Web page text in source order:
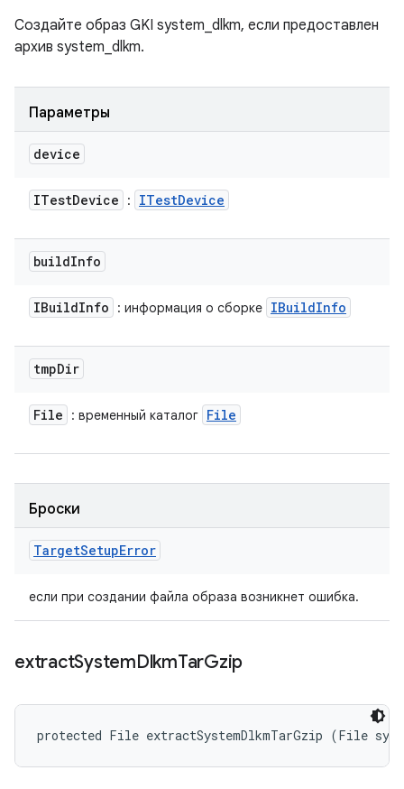
Создайте образ GKI system_dlkm, если предоставлен
архив system_dlkm.
Параметры
device
ITestDevice : ITestDevice
buildInfo
IBuildInfo : информация о сборке IBuildInfo
tmpDir
File : временный каталог File
Броски
TargetSetupError
если при создании файла образа возникнет ошибка.
extractSystemDlkmTarGzip
protected File extractSystemDlkmTarGzip (File